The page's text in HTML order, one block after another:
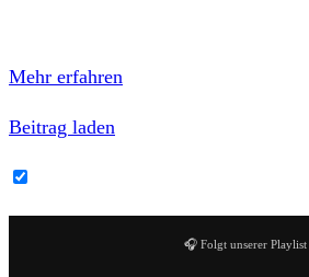
Mehr erfahren
Beitrag laden
🎧 Folgt unserer Playlist